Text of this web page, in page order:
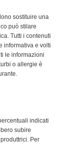
sostituire una
può stilare
Tutti i contenuti
informativa e volti
le informazioni
o allergie è
indicati
subire
Per